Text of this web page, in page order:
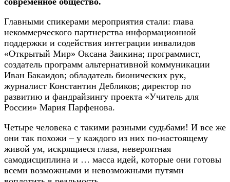
Главными спикерами мероприятия стали: глава
некоммерческого партнерства информационной
поддержки и содействия интеграции инвалидов
«Открытый Мир» Оксана Заикина; программист,
создатель программ альтернативной коммуникации
Иван Бакаидов; обладатель бионических рук,
журналист Константин Дебликов; директор по
развитию и фандрайзингу проекта «Учитель для
России» Мария Парфенова.
Четыре человека с такими разными судьбами! И все же
они так похожи – у каждого из них по-настоящему
живой ум, искрящиеся глаза, невероятная
самодисциплина и … масса идей, которые они готовы
всеми возможными и невозможными путями